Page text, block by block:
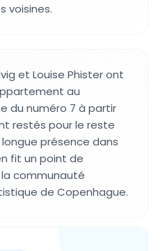
voisines.
et Louise Phister ont
au
du numéro 7 à partir
restés pour le reste
longue présence dans
fit un point de
communauté
de Copenhague.